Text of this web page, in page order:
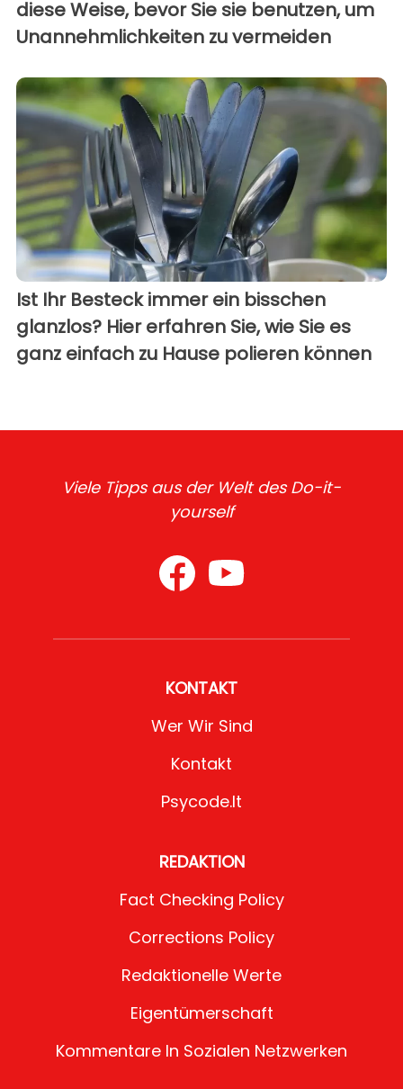
diese Weise, bevor Sie sie benutzen, um
Unannehmlichkeiten zu vermeiden
Ist Ihr Besteck immer ein bisschen
glanzlos? Hier erfahren Sie, wie Sie es
ganz einfach zu Hause polieren können
Viele Tipps aus der Welt des Do-it-
yourself
KONTAKT
Wer Wir Sind
Kontakt
Psycode.it
REDAKTION
Fact Checking Policy
Corrections Policy
Redaktionelle Werte
Eigentümerschaft
Kommentare In Sozialen Netzwerken